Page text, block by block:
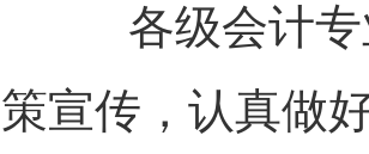
各级会计专
策宣传，认真做